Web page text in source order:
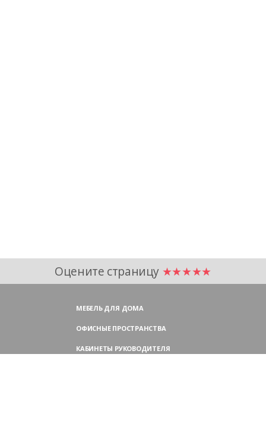
Оцените страницу ★★★★★
МЕБЕЛЬ ДЛЯ ДОМА
ОФИСНЫЕ ПРОСТРАНСТВА
КАБИНЕТЫ РУКОВОДИТЕЛЯ